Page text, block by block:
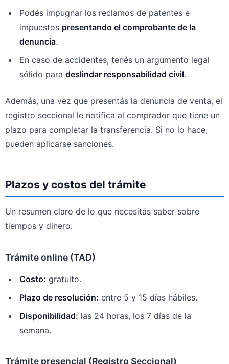
Podés impugnar los reclamos de patentes e
impuestos presentando el comprobante de la
denuncia.
En caso de accidentes, tenés un argumento legal
sólido para deslindar responsabilidad civil.
Además, una vez que presentás la denuncia de venta, el
registro seccional le notifica al comprador que tiene un
plazo para completar la transferencia. Si no lo hace,
pueden aplicarse sanciones.
Plazos y costos del trámite
Un resumen claro de lo que necesitás saber sobre
tiempos y dinero:
Trámite online (TAD)
Costo: gratuito.
Plazo de resolución: entre 5 y 15 días hábiles.
Disponibilidad: las 24 horas, los 7 días de la
semana.
Trámite presencial (Registro Seccional)